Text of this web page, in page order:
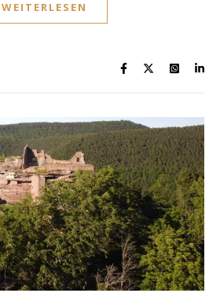
WEITERLESEN